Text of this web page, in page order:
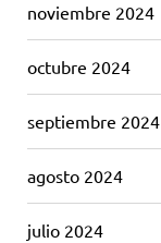
noviembre 2024
octubre 2024
septiembre 2024
agosto 2024
julio 2024